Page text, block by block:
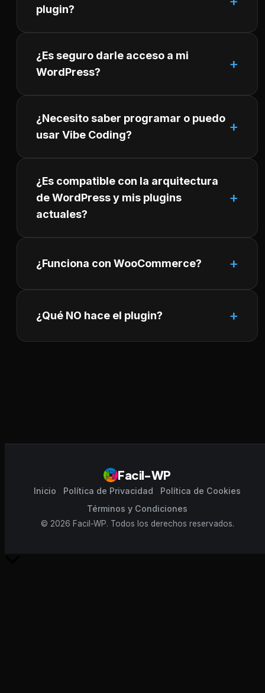
plugin?
¿Es seguro darle acceso a mi
WordPress?
¿Necesito saber programar o puedo
usar Vibe Coding?
¿Es compatible con la arquitectura
de WordPress y mis plugins
actuales?
¿Funciona con WooCommerce?
¿Qué NO hace el plugin?
Facil-WP
Inicio Política de Privacidad
Política de Cookies
Términos y Condiciones
© 2026 Facil-WP. Todos los derechos reservados.